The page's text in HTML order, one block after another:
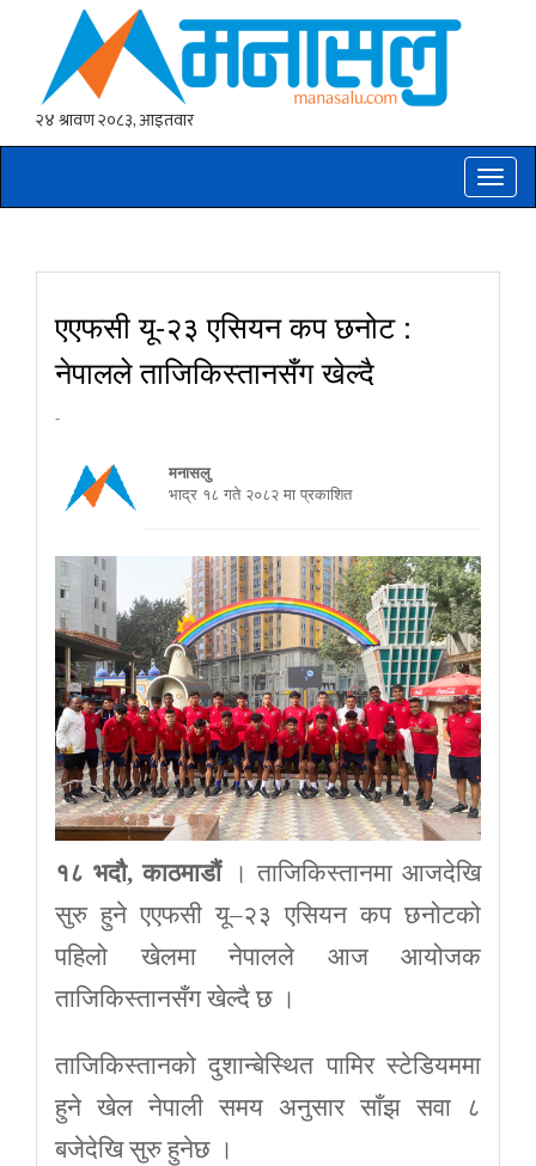
Toggle
एएफसी यू-२३ एसियन कप छनोट :
नेपालले ताजिकिस्तानसँग खेल्दै
-
मनासलु
भाद्र १८ गते २०८२ मा प्रकाशित
१८ भदौ, काठमाडौं। ताजिकिस्तानमा आजदेखि
सुरु हुने एएफसी यू–२३ एसियन कप छनोटको
पहिलो खेलमा नेपालले आज आयोजक
ताजिकिस्तानसँग खेल्दै छ ।
ताजिकिस्तानको दुशान्बेस्थित पामिर स्टेडियममा
हुने खेल नेपाली समय अनुसार साँझ सवा ८
बजेदेखि सुरु हुनेछ ।